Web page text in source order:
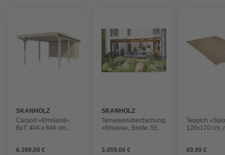
SKANHOLZ
Carport »Emsland«,
BxT: 404 x 846 cm,
6.399,00 €
SKANHOLZ
Terrassenüberdachung
»Novara«, Breite: 557
3.459,00 €
Teppich
120x170 cm,
89,99 €